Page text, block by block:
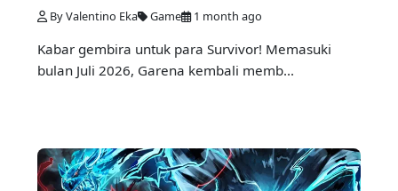
By Valentino Eka Game 1 month ago
Kabar gembira untuk para Survivor! Memasuki
bulan Juli 2026, Garena kembali memb...